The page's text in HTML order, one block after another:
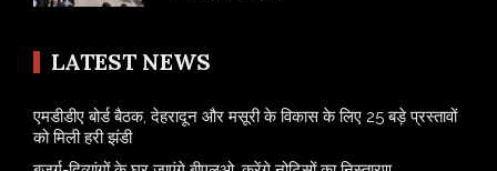
LATEST NEWS
एमडीडीए बोर्ड बैठक, देहरादून और मसूरी के विकास के लिए 25 बड़े प्रस्तावों
को मिली हरी झंडी